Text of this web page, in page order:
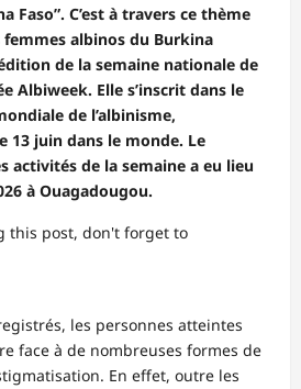
Faso”. C’est à travers ce thème
femmes albinos du Burkina
de la semaine nationale de
Albiweek. Elle s’inscrit dans le
de l’albinisme,
13 juin dans le monde. Le
activités de la semaine a eu lieu
à Ouagadougou.
this post, don't forget to
les personnes atteintes
face à de nombreuses formes de
En effet, outre les